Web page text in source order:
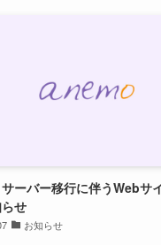
サーバー移行に伴うWebサ
せ
お知らせ